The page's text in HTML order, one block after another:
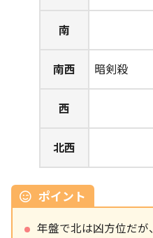
南
南西 暗剣殺
西
北西
ポイント
年盤で北は凶方位だが